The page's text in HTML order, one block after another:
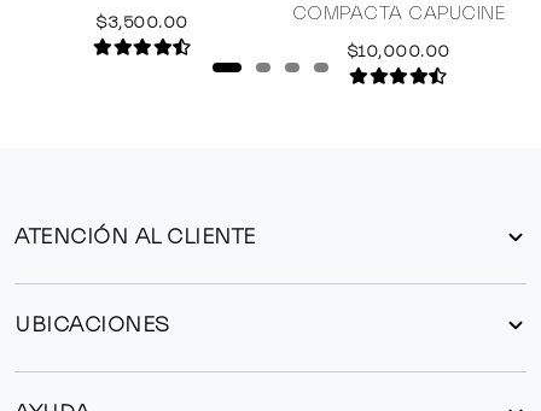
$3,500.00
COMPACTA CAPUCINE
$10,000.00
ATENCIÓN AL CLIENTE
UBICACIONES